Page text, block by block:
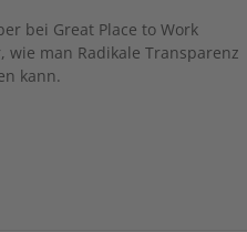
bei Great Place to Work
man Radikale Transparenz
kann.